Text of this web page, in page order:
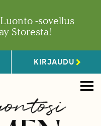
-sovellus
Storesta!
KIRJAUDU